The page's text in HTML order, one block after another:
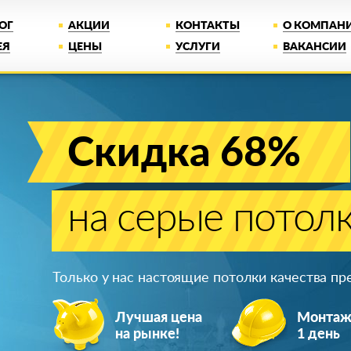
АКЦИИ КОНТАКТЫ
О
ЦЕНЫ УСЛУГИ ВАКАНСИИ
Скидка 68%
на серые
Только у нас настоящие потолки качества
Лучшая цена
на рынке!
Монтаж
1 день